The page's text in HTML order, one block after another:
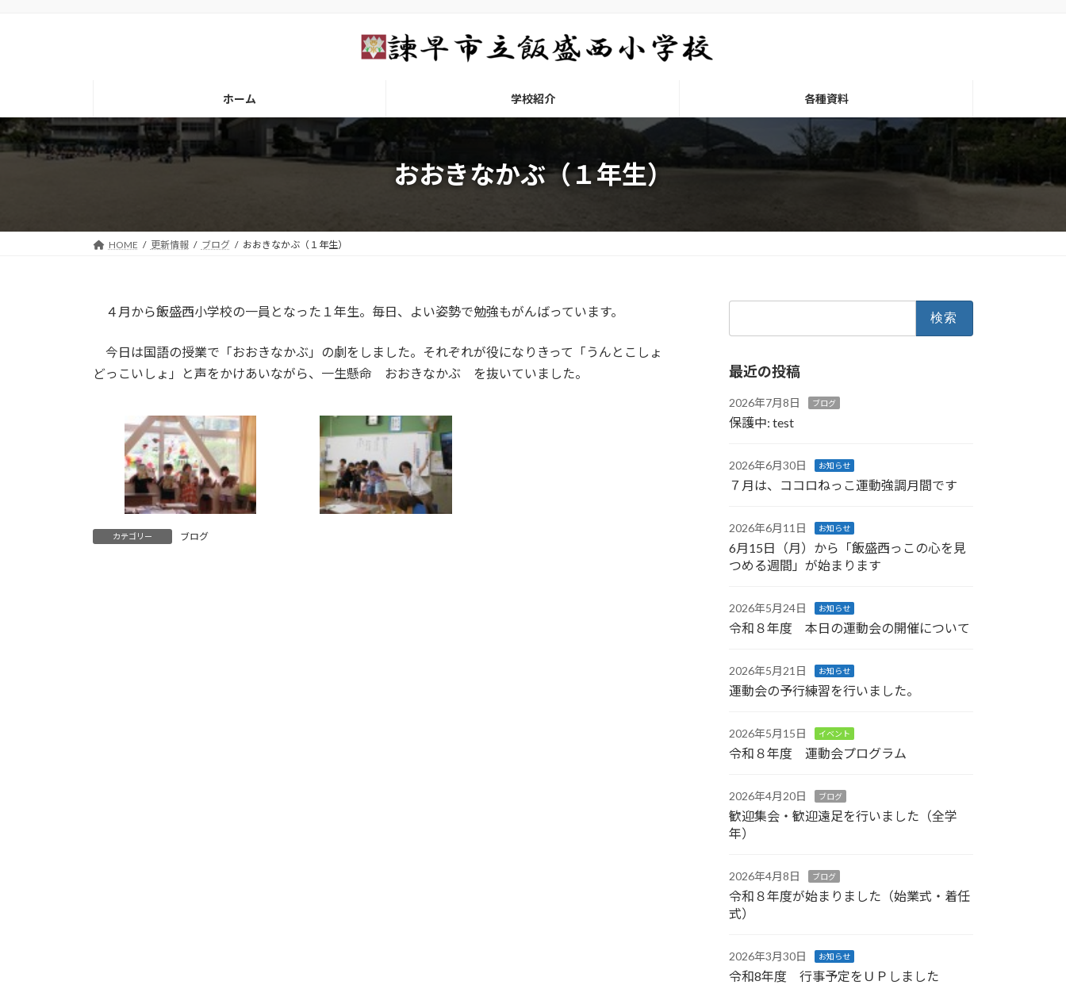
キ
に
ホーム 学校紹介 各種資料
おおきなかぶ（１年生）
HOME 更新情報 ブログ おおきなかぶ（１年生）
４月から飯盛西小学校の一員となった１年生。毎日、よい姿勢で勉強もがんばっています。
今日は国語の授業で「おおきなかぶ」の劇をしました。それぞれが役になりきって「うんとこしょ
どっこいしょ」と声をかけあいながら、一生懸命 おおきなかぶ を抜いていました。
カテゴリー ブログ
最近の投稿
2026年7月8日 ブログ
保護中: test
2026年6月30日 お知らせ
７月は、ココロねっこ運動強調月間です
2026年6月11日 お知らせ
6月15日（月）から「飯盛西っこの心を見
つめる週間」が始まります
2026年5月24日 お知らせ
令和８年度 本日の運動会の開催について
2026年5月21日 お知らせ
運動会の予行練習を行いました。
2026年5月15日 イベント
令和８年度 運動会プログラム
2026年4月20日 ブログ
歓迎集会・歓迎遠足を行いました（全学
年）
2026年4月8日 ブログ
令和８年度が始まりました（始業式・着任
式）
2026年3月30日 お知らせ
令和8年度 行事予定をＵＰしました